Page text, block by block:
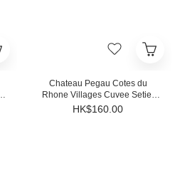
Chateau Pegau Cotes du
Rhone Villages Cuvee Setier
2022 (RP93)
HK$160.00